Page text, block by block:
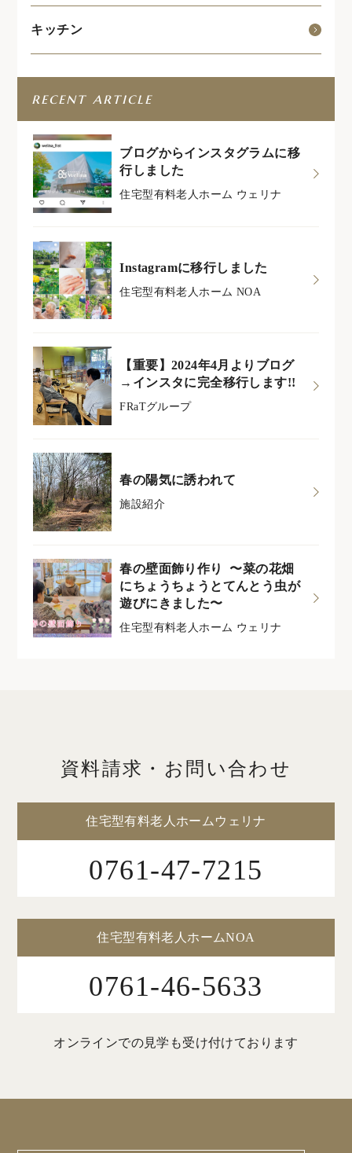
キッチン
recent article
ブログからインスタグラムに移
行しました
住宅型有料老人ホーム ウェリナ
Instagramに移行しました
住宅型有料老人ホーム NOA
【重要】2024年4月よりブログ
→インスタに完全移行します!!
FRaTグループ
春の陽気に誘われて
施設紹介
春の壁面飾り作り 〜菜の花畑
にちょうちょうとてんとう虫が
遊びにきました〜
住宅型有料老人ホーム ウェリナ
資料請求・お問い合わせ
住宅型有料老人ホームウェリナ
0761-47-7215
住宅型有料老人ホームNOA
0761-46-5633
オンラインでの見学も受け付けております